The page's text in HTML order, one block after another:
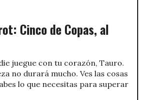
Cinco de Copas, al
juegue con tu corazón, Tauro.
no durará mucho. Ves las cosas
lo que necesitas para superar